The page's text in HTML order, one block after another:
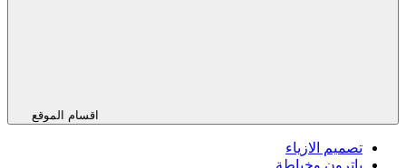
اقسام الموقع
تصميم الازياء
باترون وخياطة